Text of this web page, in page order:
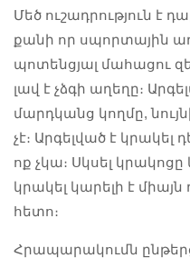
Մեծ ուշադրություն է
քանի որ սպորտային
պոտենցյալ մահացու
լավ է չձգի աղեղը։
մարդկանց կողմը,
չէ։ Արգելված է կրակել
ոք չկա։ Սկսել
կրակել կարելի է
հետո։
Հրապարակումն